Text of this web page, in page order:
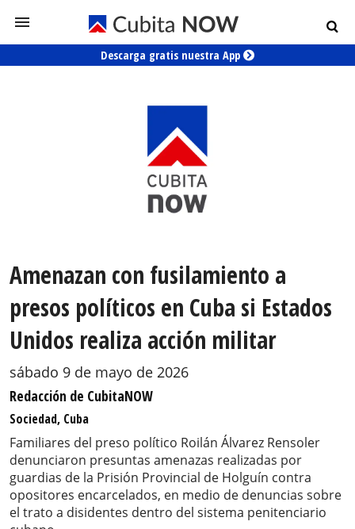
Descarga gratis nuestra App
Amenazan con fusilamiento a
presos políticos en Cuba si Estados
Unidos realiza acción militar
sábado 9 de mayo de 2026
Redacción de CubitaNOW
Sociedad, Cuba
Familiares del preso político Roilán Álvarez Rensoler
denunciaron presuntas amenazas realizadas por
guardias de la Prisión Provincial de Holguín contra
opositores encarcelados, en medio de denuncias sobre
el trato a disidentes dentro del sistema penitenciario